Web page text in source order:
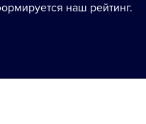
наш рейтинг.